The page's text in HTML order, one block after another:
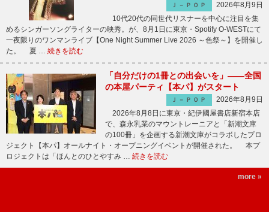
Ｊ－ＰＯＰ
2026年8月9日
10代20代の同世代リスナーを中心に注目を集
めるシンガーソングライターの映秀。が、8月1日に東京・Spotify O-WESTにて
一夜限りのワンマンライブ【One Night Summer Live 2026 ～色祭～】を開催し
た。 夏 … 続きを読む
「自分だけの1冊との出会いを」――全国
の本屋パーティ【本パ】がスタート
Ｊ－ＰＯＰ
2026年8月9日
2026年8月8日に東京・紀伊國屋書店新宿本店
で、森永乳業のマウントレーニアと「新潮文庫
の100冊」を企画する新潮文庫がコラボしたプロ
ジェクト【本パ】オールナイト・オープニングイベントが開催された。 本プ
ロジェクトは「ほんとのひとやすみ … 続きを読む
more »